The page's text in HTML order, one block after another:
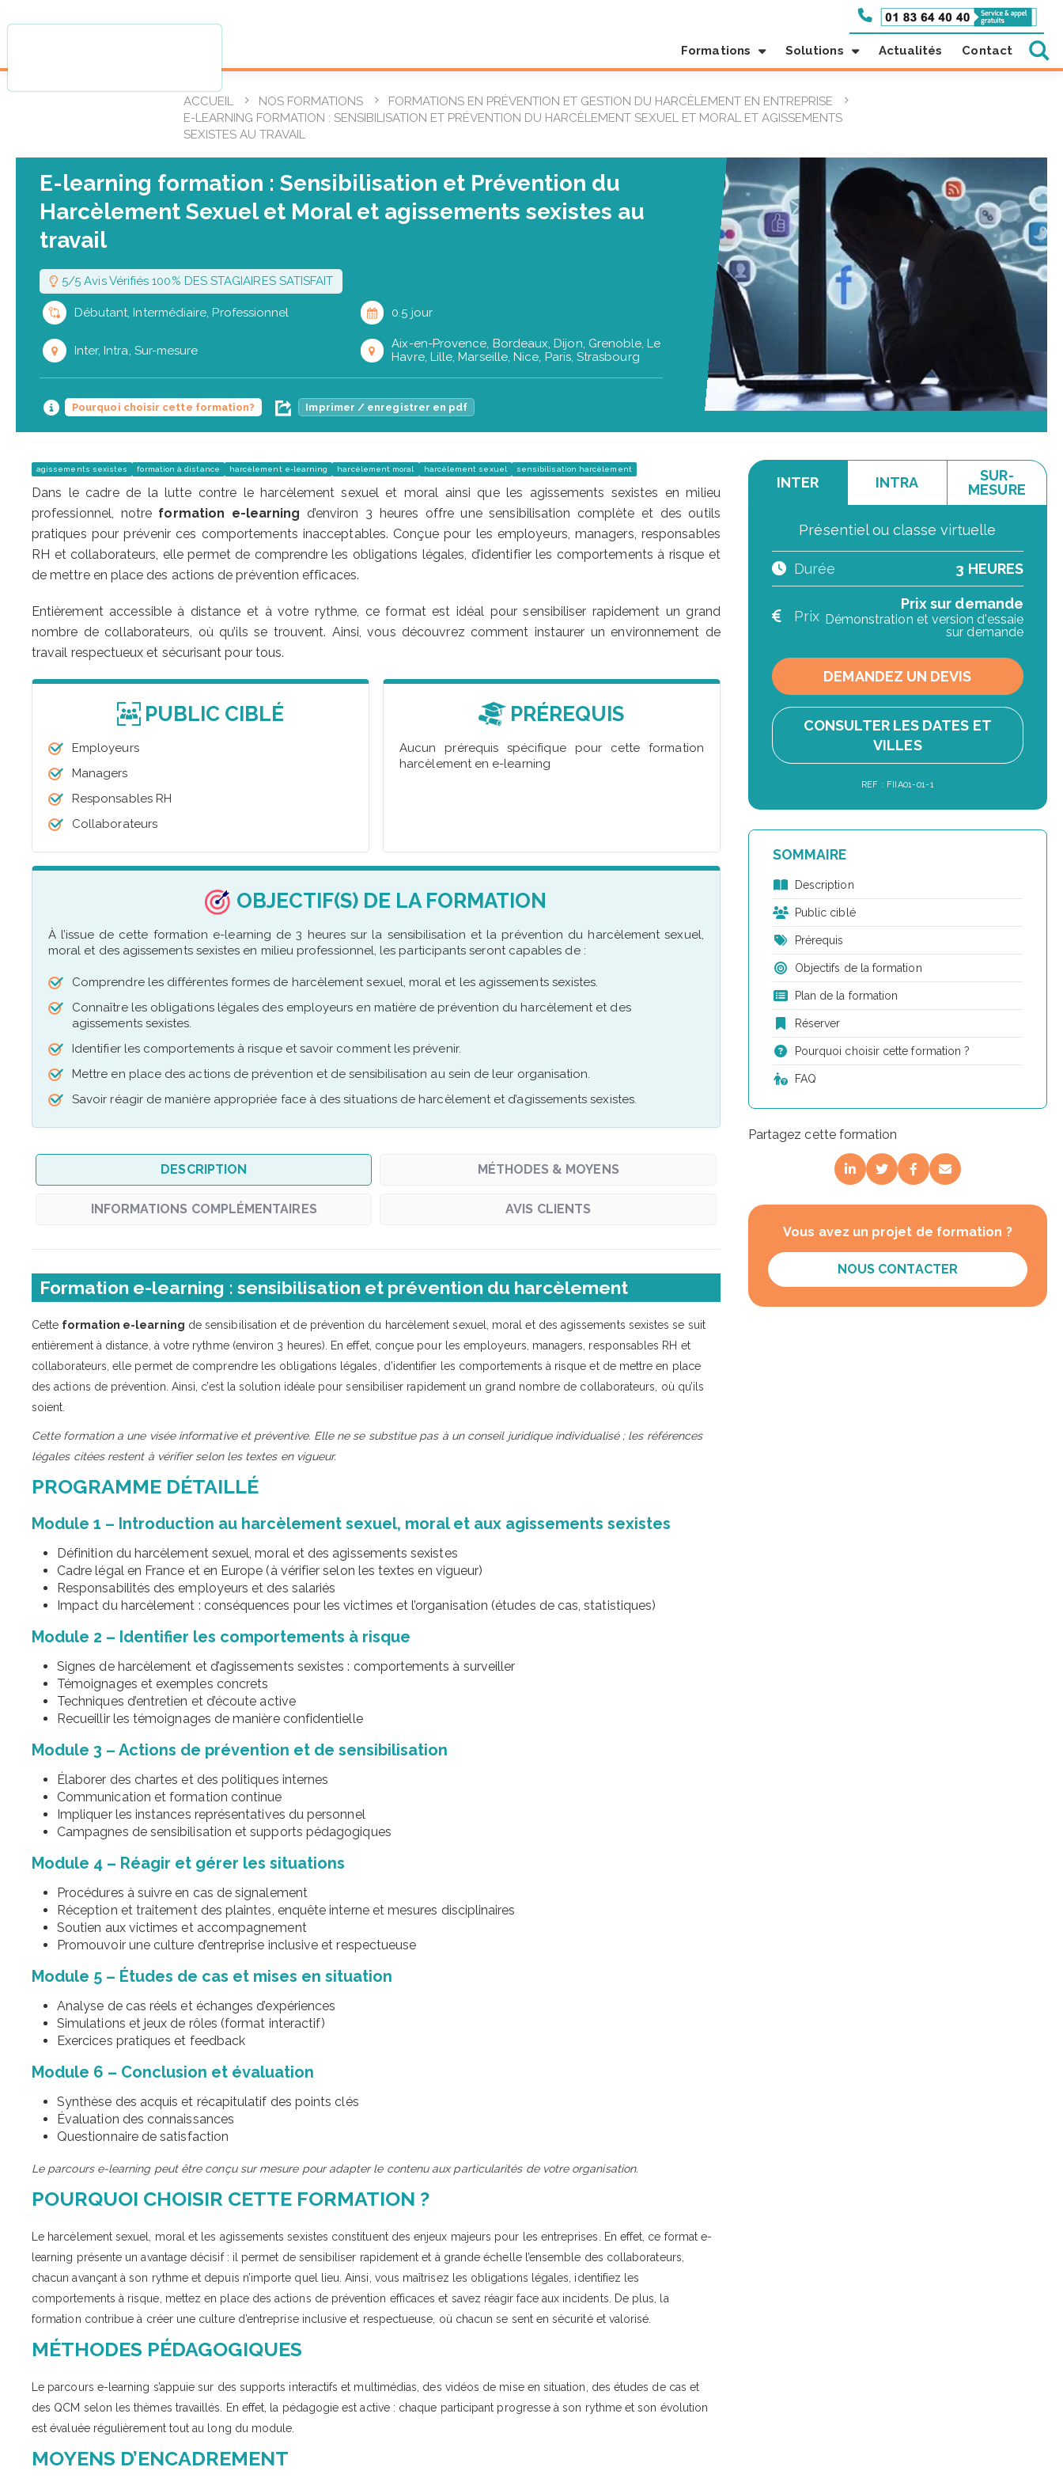
Formations Solutions Actualités Contact
ACCUEIL NOS FORMATIONS
FORMATIONS EN PRÉVENTION ET GESTION DU HARCÈLEMENT EN ENTREPRISE
E-LEARNING FORMATION : SENSIBILISATION ET PRÉVENTION DU HARCÈLEMENT SEXUEL ET MORAL ET AGISSEMENTS
SEXISTES AU TRAVAIL
E-learning formation : Sensibilisation et Prévention du
Harcèlement Sexuel et Moral et agissements sexistes au
travail
5/5 Avis Vérifiés 100% DES STAGIAIRES SATISFAIT
Débutant, Intermédiaire, Professionnel 0.5 jour
Inter, Intra, Sur-mesure
Aix-en-Provence, Bordeaux, Dijon, Grenoble, Le
Havre, Lille, Marseille, Nice, Paris, Strasbourg
Pourquoi choisir cette formation? Imprimer / enregistrer en pdf
agissements sexistes formation à distance harcèlement e-learning harcèlement moral harcèlement sexuel sensibilisation harcèlement
Dans le cadre de la lutte contre le harcèlement sexuel et moral ainsi que les agissements sexistes en milieu
professionnel, notre formation e-learning d’environ 3 heures offre une sensibilisation complète et des outils
pratiques pour prévenir ces comportements inacceptables. Conçue pour les employeurs, managers, responsables
RH et collaborateurs, elle permet de comprendre les obligations légales, d’identifier les comportements à risque et
de mettre en place des actions de prévention efficaces.
Entièrement accessible à distance et à votre rythme, ce format est idéal pour sensibiliser rapidement un grand
nombre de collaborateurs, où qu’ils se trouvent. Ainsi, vous découvrez comment instaurer un environnement de
travail respectueux et sécurisant pour tous.
PUBLIC CIBLÉ
Employeurs
Managers
Responsables RH
Collaborateurs
PRÉREQUIS
Aucun prérequis spécifique pour cette formation
harcèlement en e-learning
OBJECTIF(S) DE LA FORMATION
À l’issue de cette formation e-learning de 3 heures sur la sensibilisation et la prévention du harcèlement sexuel,
moral et des agissements sexistes en milieu professionnel, les participants seront capables de :
Comprendre les différentes formes de harcèlement sexuel, moral et les agissements sexistes.
Connaître les obligations légales des employeurs en matière de prévention du harcèlement et des
agissements sexistes.
Identifier les comportements à risque et savoir comment les prévenir.
Mettre en place des actions de prévention et de sensibilisation au sein de leur organisation.
Savoir réagir de manière appropriée face à des situations de harcèlement et d’agissements sexistes.
DESCRIPTION MÉTHODES & MOYENS
INFORMATIONS COMPLÉMENTAIRES AVIS CLIENTS
Formation e-learning : sensibilisation et prévention du harcèlement
Cette formation e-learning de sensibilisation et de prévention du harcèlement sexuel, moral et des agissements sexistes se suit
entièrement à distance, à votre rythme (environ 3 heures). En effet, conçue pour les employeurs, managers, responsables RH et
collaborateurs, elle permet de comprendre les obligations légales, d’identifier les comportements à risque et de mettre en place
des actions de prévention. Ainsi, c’est la solution idéale pour sensibiliser rapidement un grand nombre de collaborateurs, où qu’ils
soient.
Cette formation a une visée informative et préventive. Elle ne se substitue pas à un conseil juridique individualisé ; les références
légales citées restent à vérifier selon les textes en vigueur.
PROGRAMME DÉTAILLÉ
Module 1 – Introduction au harcèlement sexuel, moral et aux agissements sexistes
Définition du harcèlement sexuel, moral et des agissements sexistes
Cadre légal en France et en Europe (à vérifier selon les textes en vigueur)
Responsabilités des employeurs et des salariés
Impact du harcèlement : conséquences pour les victimes et l’organisation (études de cas, statistiques)
Module 2 – Identifier les comportements à risque
Signes de harcèlement et d’agissements sexistes : comportements à surveiller
Témoignages et exemples concrets
Techniques d’entretien et d’écoute active
Recueillir les témoignages de manière confidentielle
Module 3 – Actions de prévention et de sensibilisation
Élaborer des chartes et des politiques internes
Communication et formation continue
Impliquer les instances représentatives du personnel
Campagnes de sensibilisation et supports pédagogiques
Module 4 – Réagir et gérer les situations
Procédures à suivre en cas de signalement
Réception et traitement des plaintes, enquête interne et mesures disciplinaires
Soutien aux victimes et accompagnement
Promouvoir une culture d’entreprise inclusive et respectueuse
Module 5 – Études de cas et mises en situation
Analyse de cas réels et échanges d’expériences
Simulations et jeux de rôles (format interactif)
Exercices pratiques et feedback
Module 6 – Conclusion et évaluation
Synthèse des acquis et récapitulatif des points clés
Évaluation des connaissances
Questionnaire de satisfaction
Le parcours e-learning peut être conçu sur mesure pour adapter le contenu aux particularités de votre organisation.
POURQUOI CHOISIR CETTE FORMATION ?
Le harcèlement sexuel, moral et les agissements sexistes constituent des enjeux majeurs pour les entreprises. En effet, ce format e-
learning présente un avantage décisif : il permet de sensibiliser rapidement et à grande échelle l’ensemble des collaborateurs,
chacun avançant à son rythme et depuis n’importe quel lieu. Ainsi, vous maîtrisez les obligations légales, identifiez les
comportements à risque, mettez en place des actions de prévention efficaces et savez réagir face aux incidents. De plus, la
formation contribue à créer une culture d’entreprise inclusive et respectueuse, où chacun se sent en sécurité et valorisé.
MÉTHODES PÉDAGOGIQUES
Le parcours e-learning s’appuie sur des supports interactifs et multimédias, des vidéos de mise en situation, des études de cas et
des QCM selon les thèmes travaillés. En effet, la pédagogie est active : chaque participant progresse à son rythme et son évolution
est évaluée régulièrement tout au long du module.
MOYENS D’ENCADREMENT
INTER INTRA
SUR-
MESURE
Présentiel ou classe virtuelle
Durée 3 HEURES
Prix
Prix sur demande
Démonstration et version d'essaie
sur demande
DEMANDEZ UN DEVIS
CONSULTER LES DATES ET
VILLES
REF : FIIA01-01-1
SOMMAIRE
Description
Public ciblé
Prérequis
Objectifs de la formation
Plan de la formation
Réserver
Pourquoi choisir cette formation ?
FAQ
Partagez cette formation
Vous avez un projet de formation ?
NOUS CONTACTER